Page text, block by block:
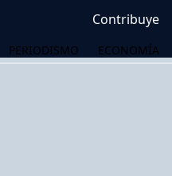
Contribuye
PERIODISMO ECONOMÍA